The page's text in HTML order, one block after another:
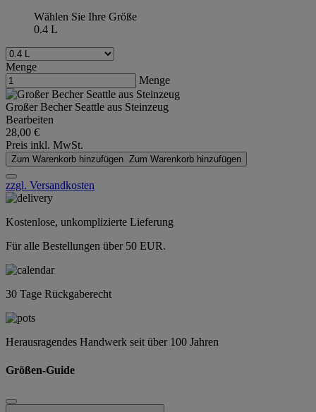
Wählen Sie Ihre Größe
0.4 L
Menge
Menge
Großer Becher Seattle aus Steinzeug
Bearbeiten
28,00 €
Preis inkl. MwSt.
Zum Warenkorb hinzufügen Zum Warenkorb hinzufügen
zzgl. Versandkosten
Kostenlose, unkomplizierte Lieferung
Für alle Bestellungen über 50 EUR.
30 Tage Rückgaberecht
Herausragendes Handwerk seit über 100 Jahren
Größen-Guide